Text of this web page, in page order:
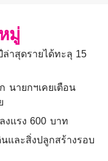
มู่
าสุดรายได้ทะลุ 15
นายกฯเคยเตือน
งแรง 600 บาท
และสิ่งปลูกสร้างรอบ